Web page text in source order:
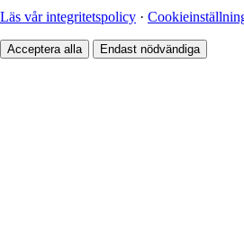
Läs vår integritetspolicy ·
Acceptera alla Endast nödvändiga